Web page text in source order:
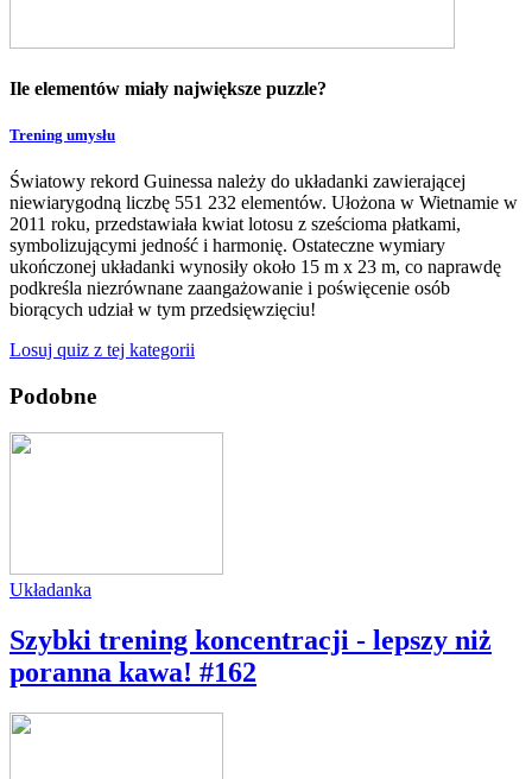
Ile elementów miały największe puzzle?
Trening umysłu
Światowy rekord Guinessa należy do układanki zawierającej
niewiarygodną liczbę 551 232 elementów. Ułożona w Wietnamie w
2011 roku, przedstawiała kwiat lotosu z sześcioma płatkami,
symbolizującymi jedność i harmonię. Ostateczne wymiary
ukończonej układanki wynosiły około 15 m x 23 m, co naprawdę
podkreśla niezrównane zaangażowanie i poświęcenie osób
biorących udział w tym przedsięwzięciu!
Losuj quiz z tej kategorii
Podobne
Układanka
Szybki trening koncentracji - lepszy niż
poranna kawa! #162